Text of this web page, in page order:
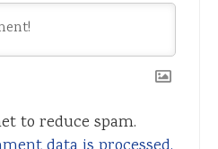
to reduce spam.